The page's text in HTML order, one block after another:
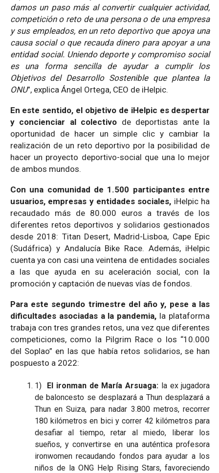
damos un paso más al convertir cualquier actividad,
competición o reto de una persona o de una empresa
y sus empleados, en un reto deportivo que apoya una
causa social o que recauda dinero para apoyar a una
entidad social. Uniendo deporte y compromiso social
es una forma sencilla de ayudar a cumplir los
Objetivos del Desarrollo Sostenible que plantea la
ONU”, explica Ángel Ortega, CEO de iHelpic.
En este sentido, el objetivo de iHelpic es despertar
y concienciar al colectivo de deportistas ante la
oportunidad de hacer un simple clic y cambiar la
realización de un reto deportivo por la posibilidad de
hacer un proyecto deportivo-social que una lo mejor
de ambos mundos.
Con una comunidad de 1.500 participantes entre
usuarios, empresas y entidades sociales, iHelpic ha
recaudado más de 80.000 euros a través de los
diferentes retos deportivos y solidarios gestionados
desde 2018: Titan Desert, Madrid-Lisboa, Cape Epic
(Sudáfrica) y Andalucía Bike Race. Además, iHelpic
cuenta ya con casi una veintena de entidades sociales
a las que ayuda en su aceleración social, con la
promoción y captación de nuevas vías de fondos.
Para este segundo trimestre del año y, pese a las
dificultades asociadas a la pandemia, la plataforma
trabaja con tres grandes retos, una vez que diferentes
competiciones, como la Pilgrim Race o los “10.000
del Soplao” en las que había retos solidarios, se han
pospuesto a 2022:
1) El ironman de María Arsuaga: la ex jugadora
de baloncesto se desplazará a Thun desplazará a
Thun en Suiza, para nadar 3.800 metros, recorrer
180 kilómetros en bici y correr 42 kilómetros para
desafiar al tiempo, retar al miedo, liberar los
sueños, y convertirse en una auténtica profesora
ironwomen recaudando fondos para ayudar a los
niños de la ONG Help Rising Stars, favoreciendo